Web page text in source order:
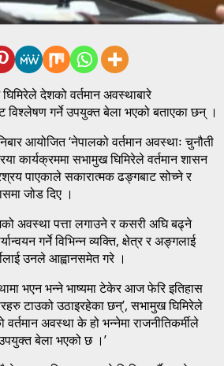
देशको वर्तमान अवस्थाबारे
विश्लेषण गर्ने उपयुक्त बेला भएको बताएका छन् ।
आयोजित ‘नेपालको वर्तमान अवस्थाः चुनौती
कार्यक्रममा सभामुख घिमिरेले वर्तमान शासन
पाएकाले सकारात्मक ढङ्गबाट सोच्ने र
जोड दिए ।
अवस्था पत्ता लगाउने र कसरी अघि बढ्ने
गर्ने विभिन्न व्यक्ति, क्षेत्र र अङ्गलाई
उनले आह्वानसमेत गरे ।
भएन भन्ने भाष्यमा टेकेर आज फेरि इतिहास
टाउको उठाइरहेका छन्’, सभामुख घिमिरेले
अवस्था के हो भन्नेमा राजनीतिकर्मीले
बेला भएको छ ।’